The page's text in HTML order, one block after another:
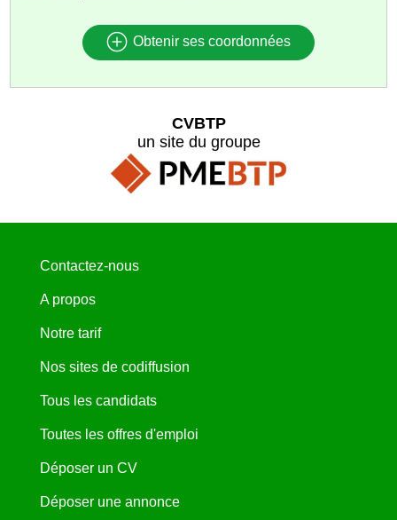
Obtenir ses coordonnées
CVBTP
un site du groupe
Contactez-nous
A propos
Notre tarif
Nos sites de codiffusion
Tous les candidats
Toutes les offres d'emploi
Déposer un CV
Déposer une annonce